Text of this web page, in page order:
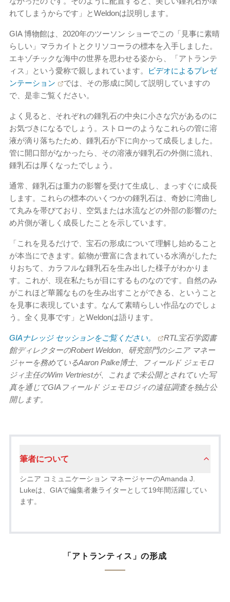
れてしまうからです」とWeldonは説明します。
GIA 博物館は、2020年のツーソン ショーでこの「見事に素晴
らしい」マラカイトとクリソコーラの標本を入手しました。
エキゾチックな海中の世界を思わせる姿から、「アトランテ
ィス」という愛称で親しまれています。
ビデオによるプレゼ
ンテーション
では、その形成に関して説明していますの
で、是非ご覧ください。
よく見ると、それぞれの鍾乳石の中央に小さな穴があるのに
お気づきになるでしょう。ストローのようなこれらの管に溶
液が滴り落ちたため、鍾乳石が下に向かって成長しました。
管に開口部がなかったら、その溶液が鍾乳石の外側に流れ、
鍾乳石は厚くなったでしょう。
通常、鍾乳石は重力の影響を受けて生成し、まっすぐに成長
します。これらの標本のいくつかの鍾乳石は、奇妙に湾曲し
て丸みを帯びており、空気または水流などの外部の影響のた
め片側が著しく成長したことを示しています。
「これを見るだけで、宝石の形成について理解し始めること
が本当にできます。鉱物が豊富に含まれている水滴がしたた
りおちて、カラフルな鍾乳石を生み出した様子がわかりま
す。これが、現在私たちが目にするものなのです。自然のみ
がこれほど華麗なものを生み出すことができる、ということ
を見事に表現しています。なんて素晴らしい作品なのでしょ
う。全く見事です」とWeldonは語ります。
GIAナレッジ セッションをご覧ください。
RTL宝石学図書
館ディレクターのRobert Weldon、研究部門のシニア マネー
ジャーを務めているAaron Palke博士、フィールド ジェモロ
ジィ主任のWim Vertriestが、これまで未公開とされていた写
真を通じてGIAフィールド ジェモロジィの遠征調査を独占公
開します。
筆者について
シニア コミュニケーション マネージャーのAmanda J.
Lukeは、GIAで編集者兼ライターとして19年間活躍してい
ます。
「アトランティス」の形成